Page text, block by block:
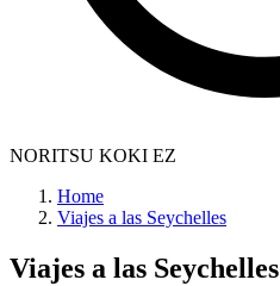
NORITSU KOKI EZ
Home
Viajes a las Seychelles
Viajes a las Seychelles